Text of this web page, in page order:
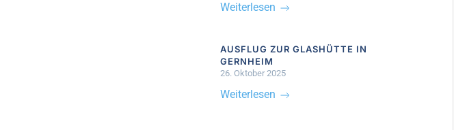
Weiterlesen
AUSFLUG ZUR GLASHÜTTE IN
GERNHEIM
26. Oktober 2025
Weiterlesen